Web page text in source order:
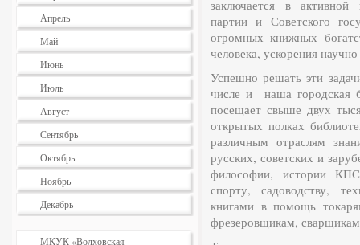
Апрель
Май
Июнь
Июль
Август
Сентябрь
Октябрь
Ноябрь
Декабрь
МКУК «Волховская
заключается в активной
партии и Советского
огромных книжных
человека, ускорения
Успешно решать эти
числе и наша городская
посещает свыше двух
открытых полках
различным отраслям
русских, советских и
философии, истории
спорту, садоводству,
книгами в помощь
фрезеровщикам,